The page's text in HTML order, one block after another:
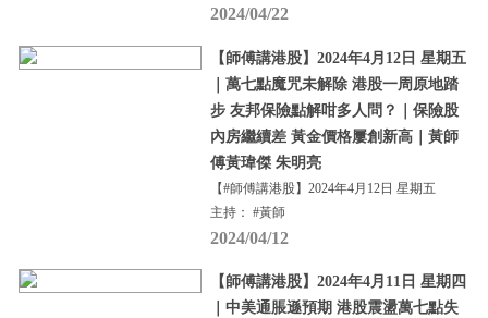
2024/04/22
【師傅講港股】2024年4月12日 星期五
｜萬七點魔咒未解除 港股一周原地踏
步 友邦保險點解咁多人問？｜保險股
內房繼續差 黃金價格屢創新高｜黃師
傅黃瑋傑 朱明亮
【#師傅講港股】2024年4月12日 星期五
主持： #黃師
2024/04/12
【師傅講港股】2024年4月11日 星期四
｜中美通脹遜預期 港股震盪萬七點失